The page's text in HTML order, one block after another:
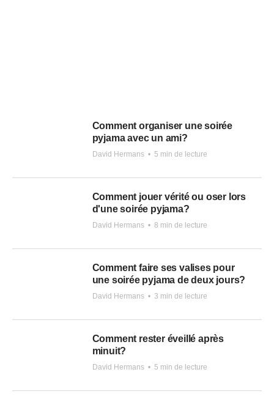
Comment organiser une soirée
pyjama avec un ami?
David Hermans • 5 min de lecture
Comment jouer vérité ou oser lors
d'une soirée pyjama?
David Hermans • 8 min de lecture
Comment faire ses valises pour
une soirée pyjama de deux jours?
David Hermans • 3 min de lecture
Comment rester éveillé après
minuit?
David Hermans • 5 min de lecture